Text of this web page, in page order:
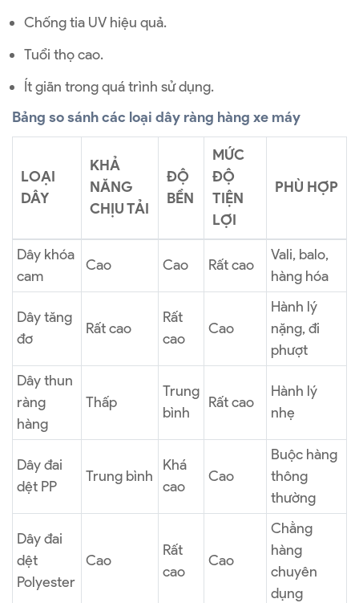
Chống tia UV hiệu quả.
Tuổi thọ cao.
Ít giãn trong quá trình sử dụng.
Bảng so sánh các loại dây ràng hàng xe máy
LOẠI
DÂY
KHẢ
NĂNG
CHỊU TẢI
ĐỘ
BỀN
MỨC
ĐỘ
TIỆN
LỢI
PHÙ HỢP
Dây khóa
cam
Cao Cao Rất cao
Vali, balo,
hàng hóa
Dây tăng
đơ
Rất cao
Rất
cao
Cao
Hành lý
nặng, đi
phượt
Dây thun
ràng
hàng
Thấp
Trung
bình
Rất cao
Hành lý
nhẹ
Dây đai
dệt PP
Trung bình
Khá
cao
Cao
Buộc hàng
thông
thường
Dây đai
dệt
Polyester
Cao
Rất
cao
Cao
Chằng
hàng
chuyên
dụng